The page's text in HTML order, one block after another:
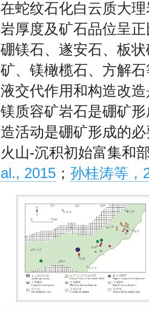
在蛇纹石化白云质大
岩厚度及矿石品位呈
硼镁石、遂安石、板
矿、镁橄榄石、方解
液交代作用和构造改
镁质容矿岩石是硼矿
造活动是硼矿形成的
火山-沉积初始富集和
al., 2015 ； 孙桂涛等，